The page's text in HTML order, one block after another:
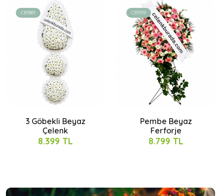
CB1881
3 Göbekli Beyaz
Çelenk
8.399 TL
CB1919
Pembe Beyaz
Ferforje
8.799 TL